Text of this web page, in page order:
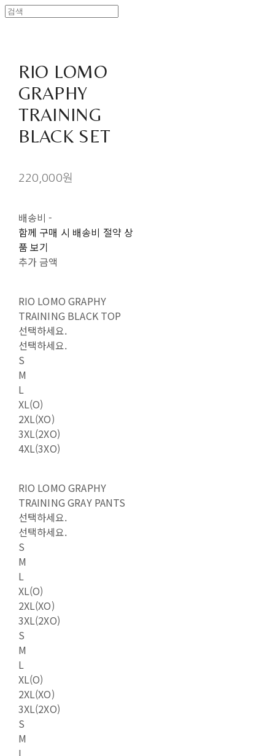
RIO LOMO
GRAPHY
TRAINING
BLACK SET
220,000원
배송비-
함께 구매 시 배송비 절약 상
품 보기
추가 금액
RIO LOMO GRAPHY
TRAINING BLACK TOP
선택하세요.
선택하세요.
S
M
L
XL(O)
2XL(XO)
3XL(2XO)
4XL(3XO)
RIO LOMO GRAPHY
TRAINING GRAY PANTS
선택하세요.
선택하세요.
S
M
L
XL(O)
2XL(XO)
3XL(2XO)
S
M
L
XL(O)
2XL(XO)
3XL(2XO)
S
M
L